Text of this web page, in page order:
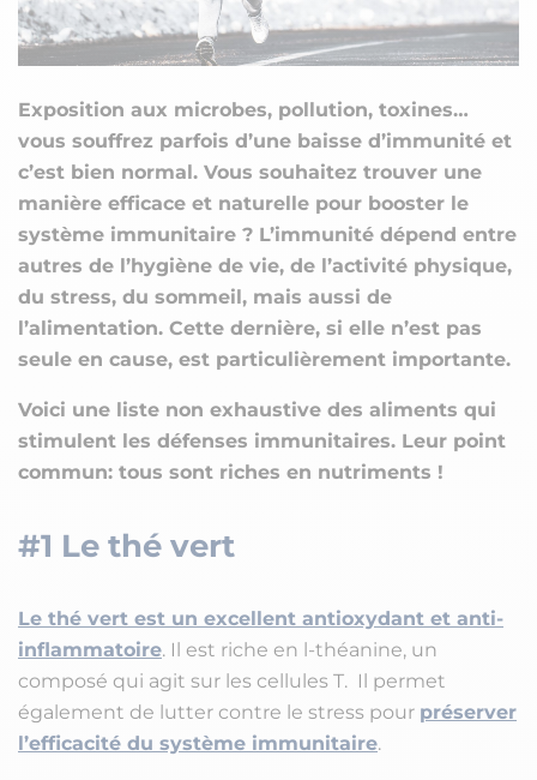
Exposition aux microbes, pollution, toxines…
vous souffrez parfois d’une baisse d’immunité et
c’est bien normal. Vous souhaitez trouver une
manière efficace et naturelle pour booster le
système immunitaire ? L’immunité dépend entre
autres de l’hygiène de vie, de l’activité physique,
du stress, du sommeil, mais aussi de
l’alimentation. Cette dernière, si elle n’est pas
seule en cause, est particulièrement importante.
Voici une liste non exhaustive des aliments qui
stimulent les défenses immunitaires. Leur point
commun: tous sont riches en nutriments !
#1 Le thé vert
Le thé vert est un excellent antioxydant et anti-
inflammatoire. Il est riche en l-théanine, un
composé qui agit sur les cellules T. Il permet
également de lutter contre le stress pour préserver
l’efficacité du système immunitaire.